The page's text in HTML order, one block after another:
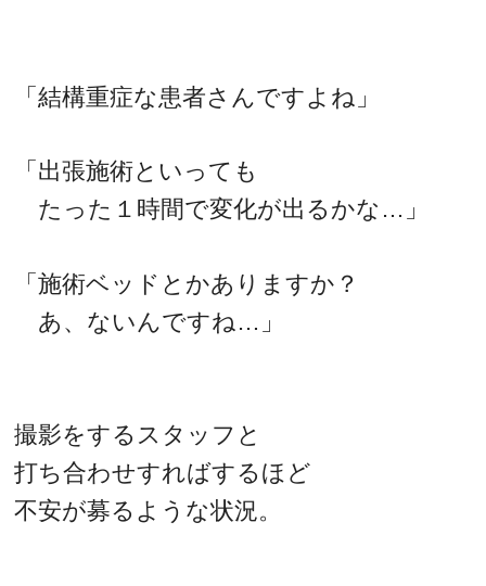
「結構重症な患者さんですよね」
「出張施術といっても
たった１時間で変化が出るかな…」
「施術ベッドとかありますか？
あ、ないんですね…」
撮影をするスタッフと
打ち合わせすればするほど
不安が募るような状況。